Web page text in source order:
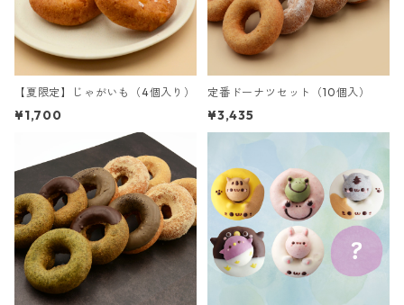
【夏限定】じゃがいも（4個入り）
¥1,700
定番ドーナツセット（10個入）
¥3,435